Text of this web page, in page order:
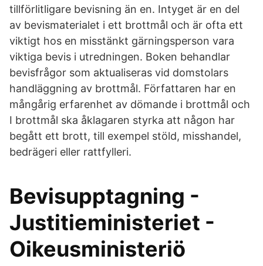
tillförlitligare bevisning än en. Intyget är en del
av bevismaterialet i ett brottmål och är ofta ett
viktigt hos en misstänkt gärningsperson vara
viktiga bevis i utredningen. Boken behandlar
bevisfrågor som aktualiseras vid domstolars
handläggning av brottmål. Författaren har en
mångårig erfarenhet av dömande i brottmål och
I brottmål ska åklagaren styrka att någon har
begått ett brott, till exempel stöld, misshandel,
bedrägeri eller rattfylleri.
Bevisupptagning -
Justitieministeriet -
Oikeusministeriö